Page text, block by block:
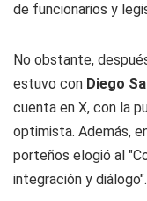
de funcionarios y
No obstante,
estuvo con Diego
cuenta en X, con la
optimista. Además,
porteños elogió al
integración y diálogo".